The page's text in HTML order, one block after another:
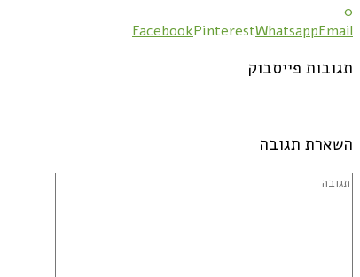
0
FacebookPinterestWhatsappEmail
תגובות פייסבוק
השארת תגובה